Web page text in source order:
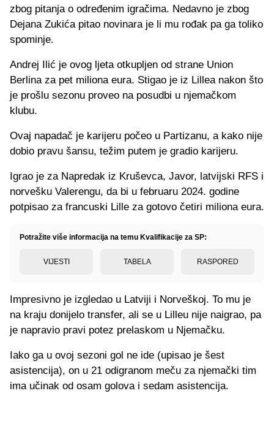
zbog pitanja o određenim igračima. Nedavno je zbog
Dejana Zukića pitao novinara je li mu rođak pa ga toliko
spominje.
Andrej Ilić je ovog ljeta otkupljen od strane Union
Berlina za pet miliona eura. Stigao je iz Lillea nakon što
je prošlu sezonu proveo na posudbi u njemačkom
klubu.
Ovaj napadač je karijeru počeo u Partizanu, a kako nije
dobio pravu šansu, težim putem je gradio karijeru.
Igrao je za Napredak iz Kruševca, Javor, latvijski RFS i
norvešku Valerengu, da bi u februaru 2024. godine
potpisao za francuski Lille za gotovo četiri miliona eura.
Potražite više informacija na temu Kvalifikacije za SP:
VIJESTI TABELA RASPORED
Impresivno je izgledao u Latviji i Norveškoj. To mu je
na kraju donijelo transfer, ali se u Lilleu nije naigrao, pa
je napravio pravi potez prelaskom u Njemačku.
Iako ga u ovoj sezoni gol ne ide (upisao je šest
asistencija), on u 21 odigranom meču za njemački tim
ima učinak od osam golova i sedam asistencija.